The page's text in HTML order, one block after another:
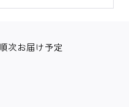
次お届け予定